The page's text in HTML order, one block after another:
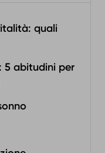
quali
5 abitudini per